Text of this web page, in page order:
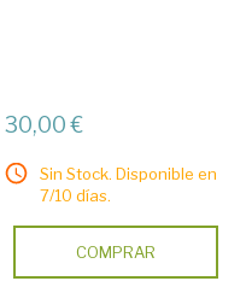
30,00 €
Sin Stock. Disponible en
7/10 días.
COMPRAR